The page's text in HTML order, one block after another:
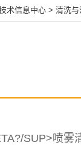
术信息中心 > 清洗与
SUP>喷雾